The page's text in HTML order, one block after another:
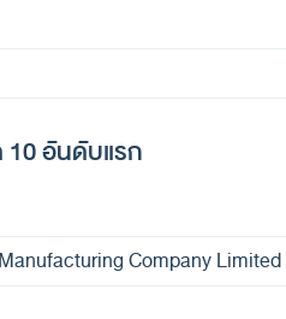
อันดับแรก
Company Limited